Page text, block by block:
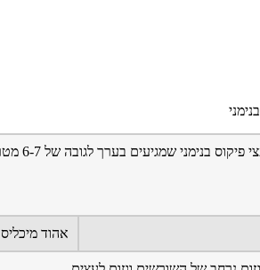
כעת יש בעיה בצנרת שיוצאת מהמרפסת שלי יתכן שהשורשים נכנסו לצנרת וגרמו לסתימה?
אהוד מיכליס